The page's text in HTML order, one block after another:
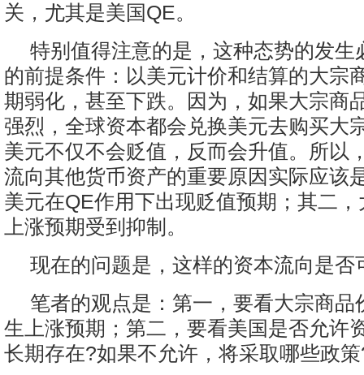
关，尤其是美国QE。
特别值得注意的是，这种态势的发生
的前提条件：以美元计价和结算的大宗
期弱化，甚至下跌。因为，如果大宗商
强烈，全球资本都会兑换美元去购买大
美元不仅不会贬值，反而会升值。所以
流向其他货币资产的重要原因实际应该
美元在QE作用下出现贬值预期；其二
上涨预期受到抑制。
现在的问题是，这样的资本流向是否
笔者的观点是：第一，要看大宗商品
生上涨预期；第二，要看美国是否允许
长期存在?如果不允许，将采取哪些政